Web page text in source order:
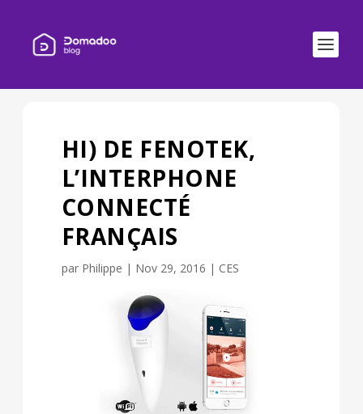
HI) DE FENOTEK,
L’INTERPHONE
CONNECTÉ
FRANÇAIS
par Philippe | Nov 29, 2016 | CES